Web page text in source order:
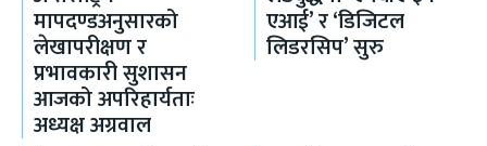
मापदण्डअनुसारको
लेखापरीक्षण र
प्रभावकारी सुशासन
आजको अपरिहार्यताः
अध्यक्ष अग्रवाल
एआई’ र ‘डिजिटल
लिडरसिप’ सुरु